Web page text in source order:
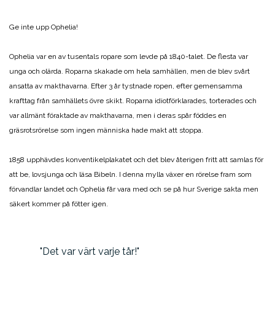
Ge inte upp Ophelia!
Ophelia var en av tusentals ropare som levde på 1840-talet. De flesta var
unga och olärda. Roparna skakade om hela samhällen, men de blev svårt
ansatta av makthavarna. Efter 3 år tystnade ropen, efter gemensamma
krafttag från samhällets övre skikt. Roparna idiotförklarades, torterades och
var allmänt föraktade av makthavarna, men i deras spår föddes en
gräsrotsrörelse som ingen människa hade makt att stoppa.
1858 upphävdes konventikelplakatet och det blev återigen fritt att samlas för
att be, lovsjunga och läsa Bibeln. I denna mylla växer en rörelse fram som
förvandlar landet och Ophelia får vara med och se på hur Sverige sakta men
säkert kommer på fötter igen.
Det var värt varje tår!